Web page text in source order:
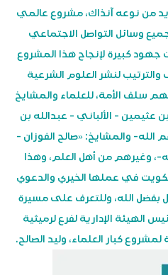
من نوعه آنذاك، مشروع عالمي
وسائل التواصل الاجتماعي
جهود كبيرة لإنجاح هذا المشروع
لنشر العلوم الشرعية
سلف الأمة، للعلماء والمشايخ
عثيمين - الألباني - عبدالله بن
والمشايخ: «صالح الفوزان -
، وغيرهم من أهل العلم، وهذا
في عملها الخيري والدعوي
بفضل الله، وللتعرف على مسيرة
الهيئة الإدارية لفرع لرميثية
كبار العلماء، وليد الصالح.